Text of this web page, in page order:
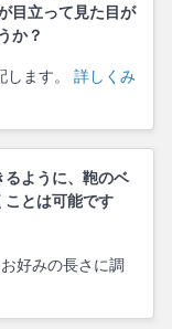
目立って見た目が
か？
します。 詳しくみ
るように、鞄のベ
ことは可能です
好みの長さに調